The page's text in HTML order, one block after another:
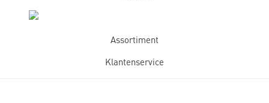
Assortiment
Klantenservice